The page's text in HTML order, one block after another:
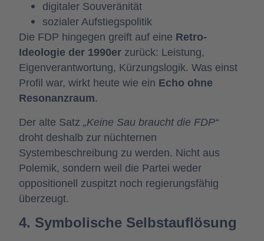
digitaler Souveränität
sozialer Aufstiegspolitik
Die FDP hingegen greift auf eine Retro-
Ideologie der 1990er zurück: Leistung,
Eigenverantwortung, Kürzungslogik. Was einst
Profil war, wirkt heute wie ein Echo ohne
Resonanzraum.
Der alte Satz „Keine Sau braucht die FDP“
droht deshalb zur nüchternen
Systembeschreibung zu werden. Nicht aus
Polemik, sondern weil die Partei weder
oppositionell zuspitzt noch regierungsfähig
überzeugt.
4. Symbolische Selbstauflösung